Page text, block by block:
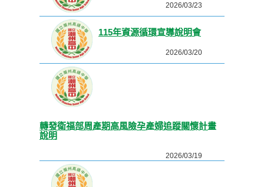
2026/03/23
115年資源循環宣導說明會
2026/03/20
轉發衛福部周產期高風險孕產婦追蹤關懷計畫
說明
2026/03/19